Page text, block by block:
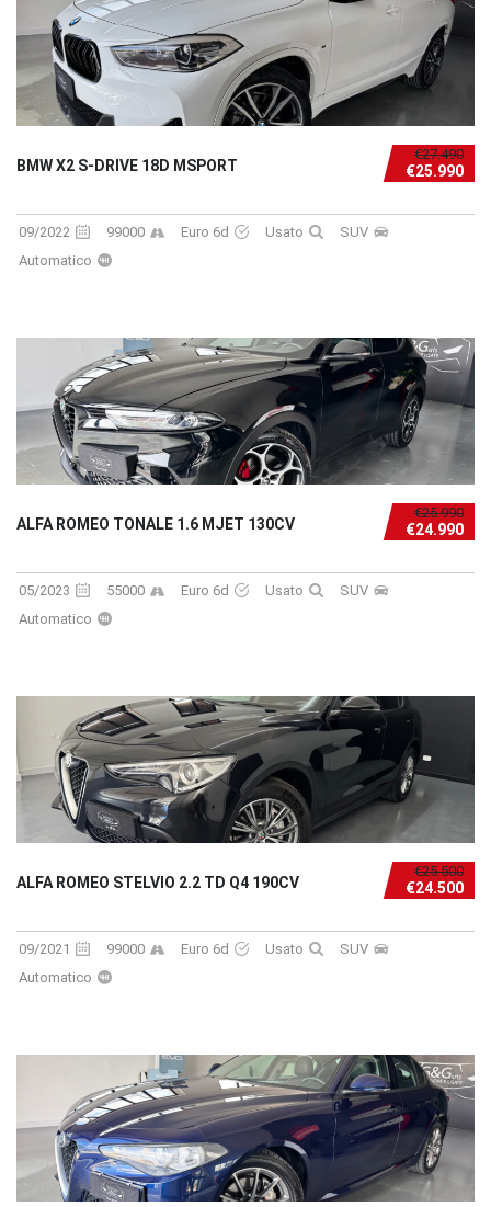
€27.490
€25.990
BMW X2 S-DRIVE 18D MSPORT
09/2022 99000 Euro 6d Usato
SUV
Automatico
€25.990
€24.990
ALFA ROMEO TONALE 1.6 MJET 130CV
05/2023 55000 Euro 6d Usato
SUV
Automatico
€25.500
€24.500
ALFA ROMEO STELVIO 2.2 TD Q4 190CV
09/2021 99000 Euro 6d Usato
SUV
Automatico